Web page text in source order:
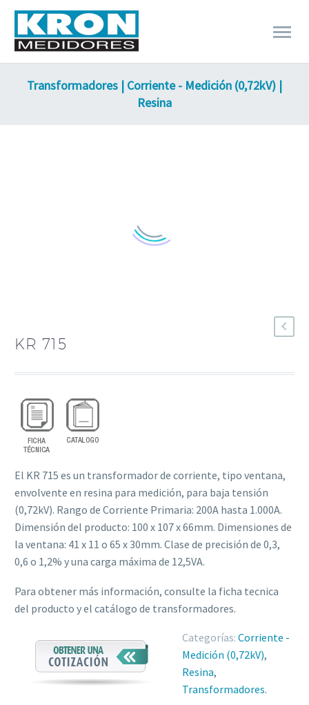
Transformadores | Corriente - Medición (0,72kV) |
Resina
KR 715
El KR 715 es un transformador de corriente, tipo ventana,
envolvente en resina para medición, para baja tensión
(0,72kV). Rango de Corriente Primaria: 200A hasta 1.000A.
Dimensión del producto: 100 x 107 x 66mm. Dimensiones de
la ventana: 41 x 11 o 65 x 30mm. Clase de precisión de 0,3,
0,6 o 1,2% y una carga máxima de 12,5VA.
Para obtener más información, consulte la ficha tecnica
del producto y el catálogo de transformadores.
Categorías: Corriente -
Medición (0,72kV),
Resina,
Transformadores.